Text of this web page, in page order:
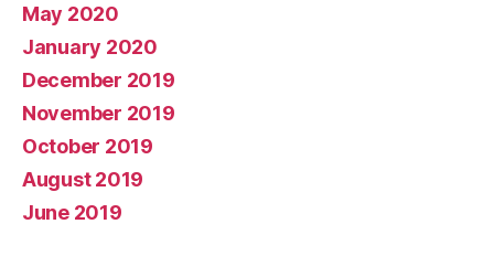
May 2020
January 2020
December 2019
November 2019
October 2019
August 2019
June 2019